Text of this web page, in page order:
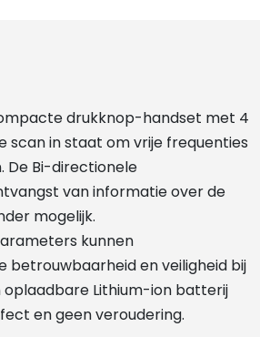
drukknop-handset met 4
scan in staat om vrije frequenties
De Bi-directionele
van informatie over de
mogelijk.
kunnen
en veiligheid bij
Lithium-ion batterij
en geen veroudering.